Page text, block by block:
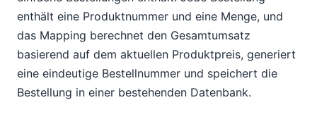
enthält eine Produktnummer und eine Menge, und
das Mapping berechnet den Gesamtumsatz
basierend auf dem aktuellen Produktpreis, generiert
eine eindeutige Bestellnummer und speichert die
Bestellung in einer bestehenden Datenbank.